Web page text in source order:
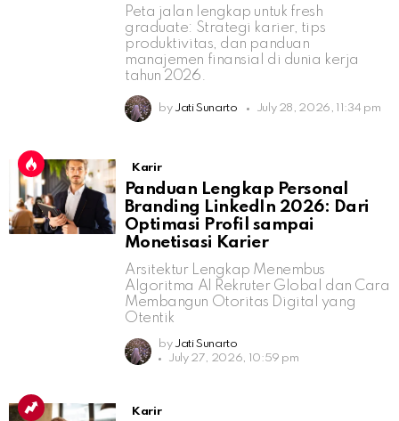
Peta jalan lengkap untuk fresh
graduate: Strategi karier, tips
produktivitas, dan panduan
manajemen finansial di dunia kerja
tahun 2026.
by Jati Sunarto July 28, 2026, 11:34 pm
Karir
Panduan Lengkap Personal
Branding LinkedIn 2026: Dari
Optimasi Profil sampai
Monetisasi Karier
Arsitektur Lengkap Menembus
Algoritma AI Rekruter Global dan Cara
Membangun Otoritas Digital yang
Otentik
by Jati Sunarto
July 27, 2026, 10:59 pm
Karir